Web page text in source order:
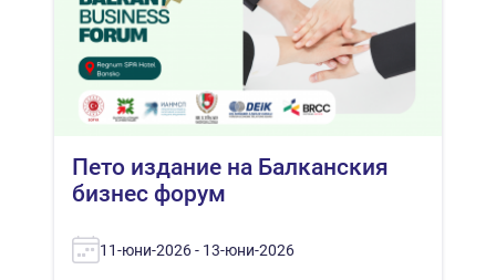
Пето издание на Балканския
бизнес форум
11-юни-2026 - 13-юни-2026